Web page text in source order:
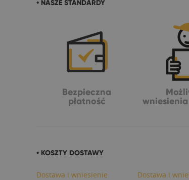
• NASZE STANDARDY
Bezpieczna
płatność
• KOSZTY DOSTAWY
Dostawa i wniesienie Dostawa i